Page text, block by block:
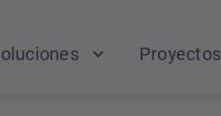
Proyectos